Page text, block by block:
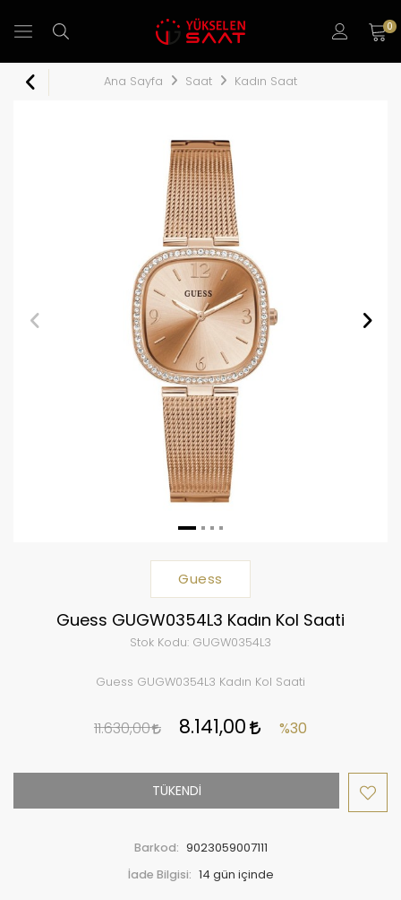
0
Ana Sayfa Saat Kadın Saat
Guess
Guess GUGW0354L3 Kadın Kol Saati
Stok Kodu: GUGW0354L3
Guess GUGW0354L3 Kadın Kol Saati
11.630,00 8.141,00 %30
TÜKENDİ
Barkod: 9023059007111
İade Bilgisi: